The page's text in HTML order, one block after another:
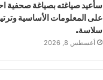
سأعيد صياغته بصياغة صحفية
على المعلومات الأساسية
سلاسة.
أغسطس 8, 2026